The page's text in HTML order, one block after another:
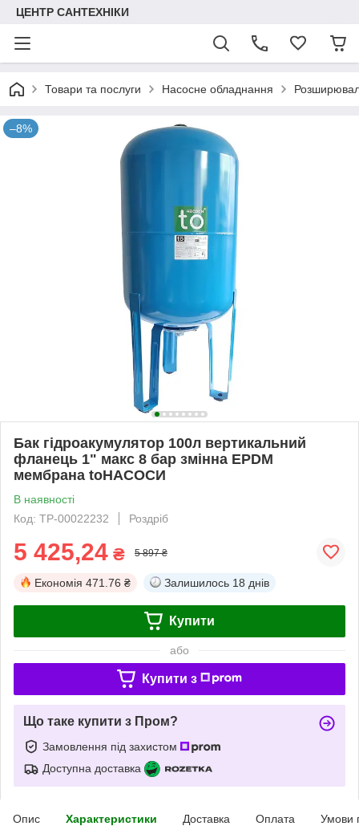
ЦЕНТР САНТЕХНІКИ
Товари та послуги Насосне обладнання
–8%
Бак гідроакумулятор 100л вертикальний
фланець 1" макс 8 бар змінна EPDM
мембрана toНАСОСИ
В наявності
Код: ТР-00022232
Роздріб
5 425,24 ₴ 5 897 ₴
Економія 471.76 ₴ Залишилось 18 днів
Купити
або
Купити з
Що таке купити з Пром?
Замовлення під захистом
Доступна доставка
Опис Характеристики Доставка Оплата Умови